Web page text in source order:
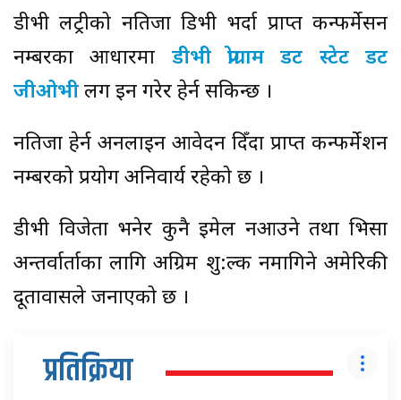
डीभी लट्रीको नतिजा डिभी भर्दा प्राप्त कन्फर्मेसन
नम्बरका आधारमा डीभी प्रोग्राम डट स्टेट डट
जीओभी लग इन गरेर हेर्न सकिन्छ ।
नतिजा हेर्न अनलाइन आवेदन दिँदा प्राप्त कन्फर्मेशन
नम्बरको प्रयोग अनिवार्य रहेको छ ।
डीभी विजेता भनेर कुनै इमेल नआउने तथा भिसा
अन्तर्वार्ताका लागि अग्रिम शु:ल्क नमागिने अमेरिकी
दूतावासले जनाएको छ ।
प्रतिक्रिया